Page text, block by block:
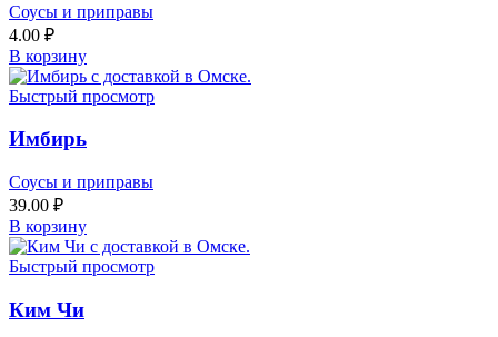
Соусы и приправы
4.00 ₽
В корзину
Быстрый просмотр
Имбирь
Соусы и приправы
39.00 ₽
В корзину
Быстрый просмотр
Ким Чи